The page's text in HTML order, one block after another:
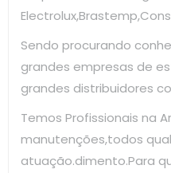
Sendo procurando
grandes empresas de
grandes distribuidores
Temos Profissionais na
manutenções,todos
atuação.dimento.Para